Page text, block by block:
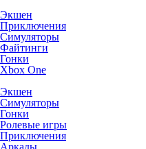
Экшен
Приключения
Симуляторы
Файтинги
Гонки
Xbox One
Экшен
Симуляторы
Гонки
Ролевые игры
Приключения
Аркады